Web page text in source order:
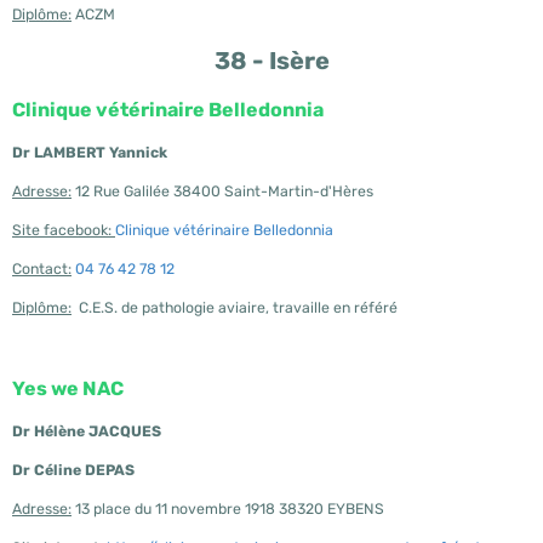
Diplôme: ACZM
38 - Isère
Clinique vétérinaire Belledonnia
Dr LAMBERT Yannick
Adresse: 12 Rue Galilée 38400 Saint-Martin-d'Hères
Site facebook: Clinique vétérinaire Belledonnia
Contact: 04 76 42 78 12
Diplôme: C.E.S. de pathologie aviaire, travaille en référé
Yes we NAC
Dr Hélène JACQUES
Dr Céline DEPAS
Adresse: 13 place du 11 novembre 1918 38320 EYBENS